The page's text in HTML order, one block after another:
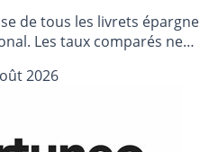
de tous les livrets épargne
Les taux comparés ne
2026